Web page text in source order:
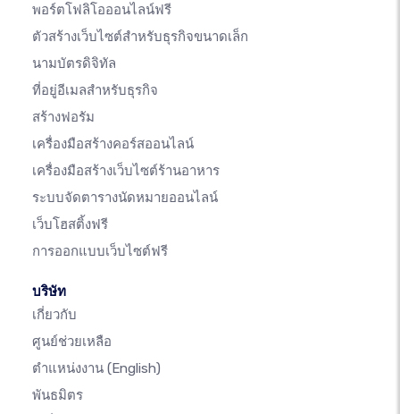
พอร์ตโฟลิโอออนไลน์ฟรี
ตัวสร้างเว็บไซต์สำหรับธุรกิจขนาดเล็ก
นามบัตรดิจิทัล
ที่อยู่อีเมลสำหรับธุรกิจ
สร้างฟอรัม
เครื่องมือสร้างคอร์สออนไลน์
เครื่องมือสร้างเว็บไซต์ร้านอาหาร
ระบบจัดตารางนัดหมายออนไลน์
เว็บโฮสติ้งฟรี
การออกแบบเว็บไซต์ฟรี
บริษัท
เกี่ยวกับ
ศูนย์ช่วยเหลือ
ตำแหน่งงาน (English)
พันธมิตร